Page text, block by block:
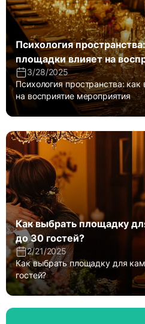
Психология
площадки влияет на
3/28/2025
Психология пространства:
на восприятие мероприятия
Как выбрать площадку
до 30 гостей?
2/21/2025
Как выбрать площадку для
гостей?